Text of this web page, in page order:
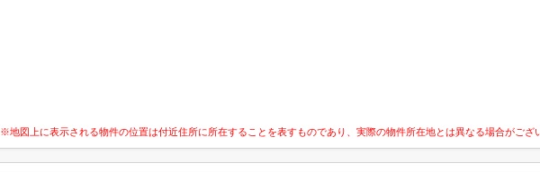
※地図上に表示される物件の位置は付近住所に所在することを表すものであり、実際の物件所在地とは異なる場合がござ